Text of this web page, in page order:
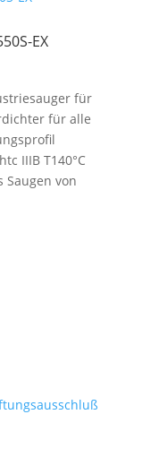
EX
für
für alle
IIIB T140°C
Saugen von